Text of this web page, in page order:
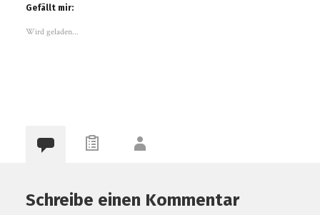
Gefällt mir:
Wird geladen...
Schreibe einen Kommentar